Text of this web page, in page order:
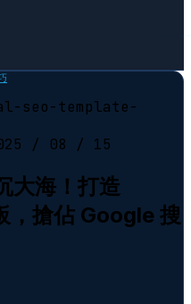
seo-template-
/ 08 / 15
大海！打造
，搶佔 Google 搜